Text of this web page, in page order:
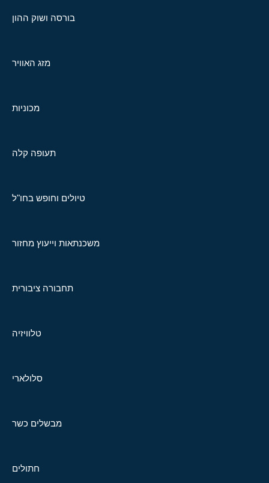
בורסה ושוק ההון
מזג האוויר
מכוניות
תעופה קלה
טיולים וחופש בחו"ל
משכנתאות וייעוץ מחזור
תחבורה ציבורית
טלוויזיה
סלולארי
מבשלים כשר
חתולים